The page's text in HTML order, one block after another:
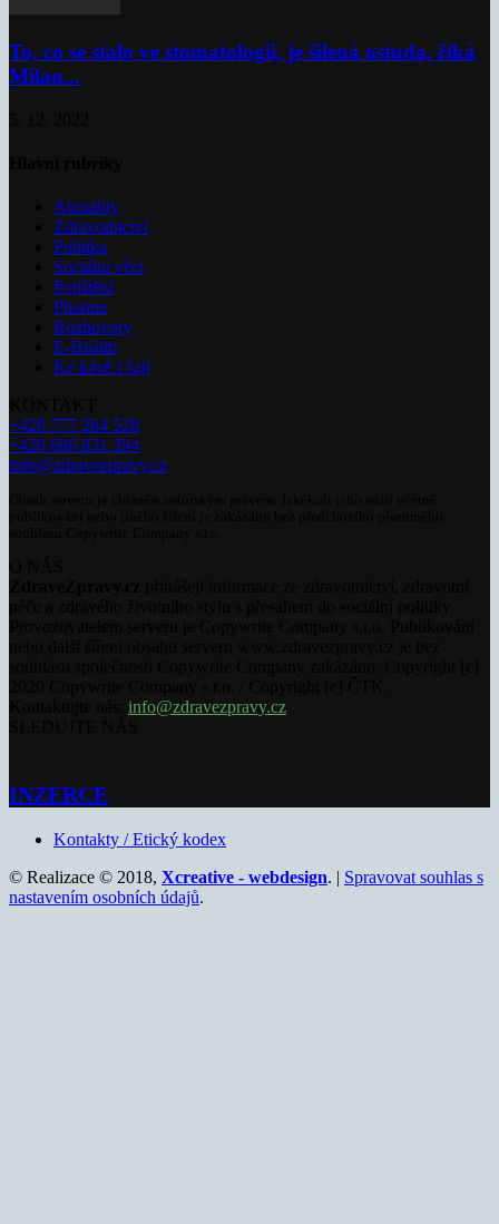
To, co se stalo ve stomatologii, je šílená ostuda, říká
Milan...
Aktuality
Zdravotnictví
Politika
Sociální věci
Pojištění
Pharma
Rozhovory
E-Health
Ke kávě i čaji
+420 777 264 528
+420 606 831 394
info@zdravezpravy.cz
info@zdravezpravy.cz
INZERCE
Kontakty / Etický kodex
© Realizace © 2018, Xcreative - webdesign. | Spravovat souhlas s
nastavením osobních údajů.